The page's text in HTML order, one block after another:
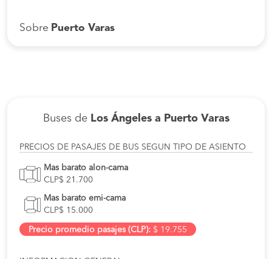
Sobre Puerto Varas
Buses de Los Ángeles a Puerto Varas
PRECIOS DE PASAJES DE BUS SEGUN TIPO DE ASIENTO
Mas barato alon-cama
CLP$ 21.700
Mas barato emi-cama
CLP$ 15.000
Precio promedio pasajes (CLP): $ 19.755